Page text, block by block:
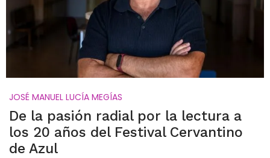
JOSÉ MANUEL LUCÍA MEGÍAS
De la pasión radial por la lectura a
los 20 años del Festival Cervantino
de Azul